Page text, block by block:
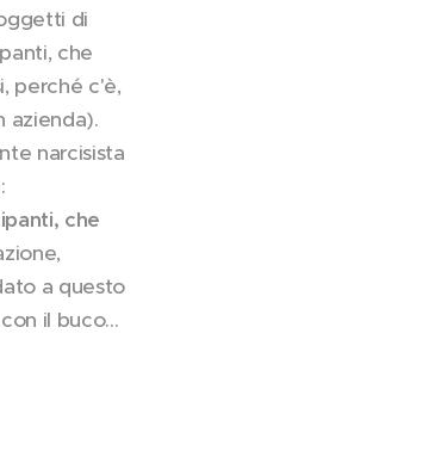
di
che
perché c'è,
azienda).
narcisista
che
a questo
il buco…